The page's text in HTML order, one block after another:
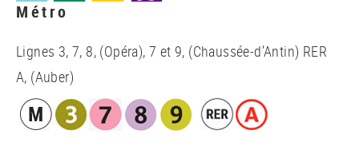
Métro
Lignes 3, 7, 8, (Opéra), 7 et 9, (Chaussée-d’Antin) RER
A, (Auber)